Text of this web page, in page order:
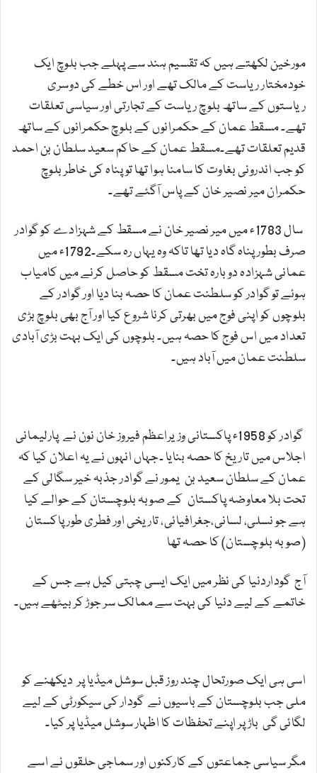
مورخین لکھتے ہیں کہ تقسیم ہند سے پہلے جب بلوچ ایک
خودمختار ریاست کے مالک تھے اور اس خطے کی دوسری
ریاستوں کے ساتھ بلوچ ریاست کے تجارتی اور سیاسی تعلقات
تھے۔ مسقط عمان کے حکمرانوں کے بلوچ حکمرانوں کے ساتھ
قدیم تعلقات تھے۔مسقط عمان کے حاکم سعید سلطان بن احمد
کو جب اندرونی بغاوت کا سامنا ہوا تھا تو پناہ کی خاطر بلوچ
حکمران میر نصیر خان کے پاس آگئے تھے۔
سال 1783ء میں میر نصیر خان نے مسقط کے شہزادے کو گوادر
صرف بطور پناہ گاہ دیا تھا تاکہ وہ یہاں رہ سکے۔1792ء میں
عمانی شہزادہ دوبارہ تخت مسقط کو حاصل کرنے میں کامیاب
ہوئے تو گوادر کو سلطنت عمان کا حصہ بنا دیا اور گوادر کے
بلوچوں کو اپنی فوج میں بھرتی کرنا شروع کیا اور آج بھی بلوچ بڑی
تعداد میں اس فوج کا حصہ ہیں۔ بلوچوں کی ایک بہت بڑی آبادی
سلطنت عمان میں آباد ہیں۔
گوادر کو 1958ء پاکستانی وزیراعظم فیروز خان نون نے پارلیمانی
اجلاس میں تاریخ کا حصہ بنایا ۔جہاں انہوں نے یہ اعلان کیا کہ
عمان کے سلطان سعید بن یمور نے گوادر جذبہ خیر سگالی کے
تحت بلا معاوضہ پاکستان کے صوبہ بلوچستان کے حوالے کیا
ہے جو نسلی، لسانی،جغرافیائی، تاریخی اور فطری طور پاکستان
(صوبہ بلوچستان) کا حصہ تھا
آج گوداردنیا کی نظر میں ایک ایسی چبتی کیل ہے جس کے
خاتمے کے لیے دنیا کی بہت سے ممالک سر جوڑ کر بیٹھے ہیں۔
اسی ہی ایک صورتحال چند روز قبل سوشل میڈیا پر دیکھنے کو
ملی جب بلوچستان کے باسیوں نے گودار کی سیکورٹی کے لیے
لگائی گی باڑ پر اپنے تحفظات کا اظہار سوشل میڈیا پر کیا۔
مگر سیاسی جماعتوں کے کارکنوں اور سماجی حلقوں نے اسے